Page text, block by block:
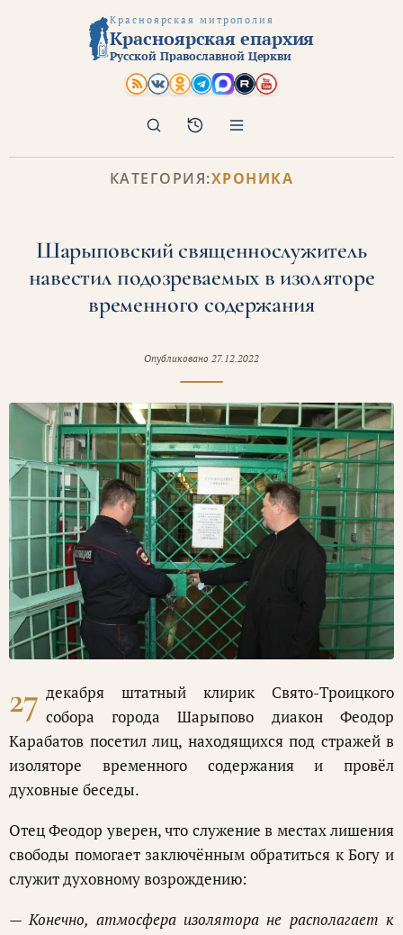
Красноярская митрополия
Красноярская епархия
Русской Православной Церкви
Архив
Поиск
КАТЕГОРИЯ:ХРОНИКА
Шарыповский священнослужитель
навестил подозреваемых в изоляторе
временного содержания
Опубликовано 27.12.2022
27 декабря штатный клирик Свято-Троицкого
собора города Шарыпово диакон Феодор
Карабатов посетил лиц, находящихся под стражей в
изоляторе временного содержания и провёл
духовные беседы.
Отец Феодор уверен, что служение в местах лишения
свободы помогает заключённым обратиться к Богу и
служит духовному возрождению:
—Конечно, атмосфера изолятора не располагает к